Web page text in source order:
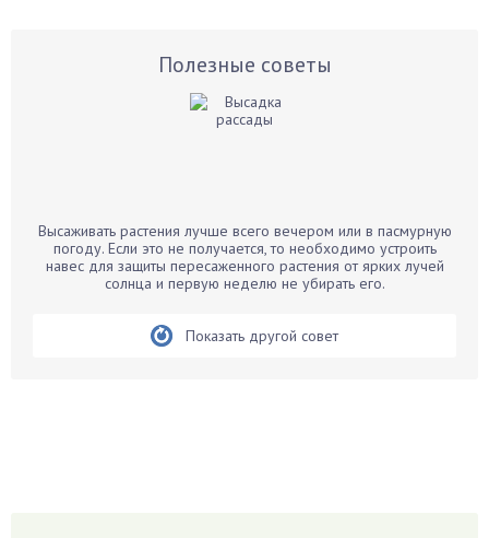
Бархатцы
Бегония
Полезные советы
Высаживать растения лучше всего вечером или в пасмурную
погоду. Если это не получается, то необходимо устроить
навес для защиты пересаженного растения от ярких лучей
солнца и первую неделю не убирать его.
Показать другой совет